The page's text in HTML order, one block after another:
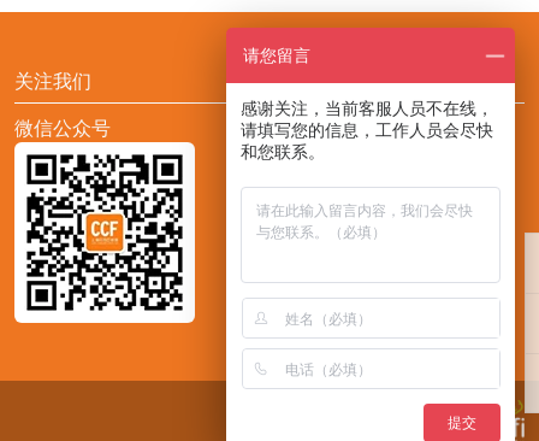
关注我们
微信公众号
添加CCF展会助手小F
请您留言
感谢关注，当前客服人员不在线，
请填写您的信息，工作人员会尽快
和您联系。
提交